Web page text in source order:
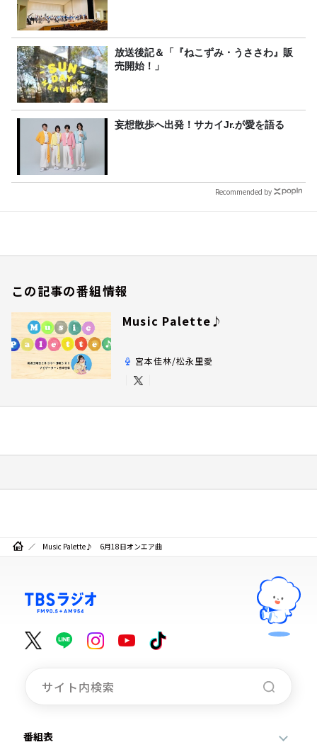
放送後記＆「『ねこずみ・うささわ』販
売開始！」
妄想散歩へ出発！サカイJr.が愛を語る
Recommended by
この記事の番組情報
Music Palette♪
宮本佳林/松永里愛
Music Palette♪ 6月18日オンエア曲
番組表